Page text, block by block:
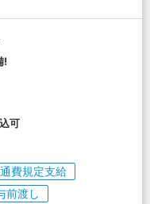
!
可
費規定支給
前渡し